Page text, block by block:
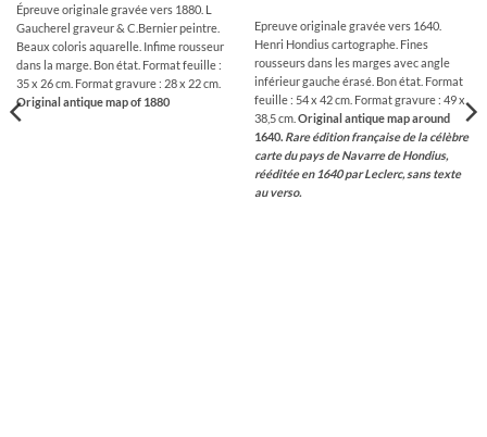
Épreuve originale gravée vers 1880. L
Gaucherel graveur & C.Bernier peintre.
Beaux coloris aquarelle. Infime rousseur
dans la marge. Bon état. Format feuille :
35 x 26 cm. Format gravure : 28 x 22 cm.
Original antique map of 1880
Epreuve originale gravée vers 1640.
Henri Hondius cartographe. Fines
rousseurs dans les marges avec angle
inférieur gauche érasé. Bon état. Format
feuille : 54 x 42 cm. Format gravure : 49 x
38,5 cm. Original antique map around
1640. Rare édition française de la célèbre
carte du pays de Navarre de Hondius,
rééditée en 1640 par Leclerc, sans texte
au verso.